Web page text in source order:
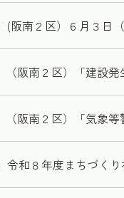
(阪南２区）６月３日
（阪南２区）「建設
（阪南２区）「気象
令和８年度まちづく